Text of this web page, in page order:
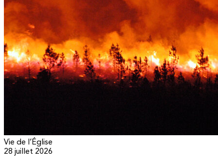
Vie de l’Église
28 juillet 2026